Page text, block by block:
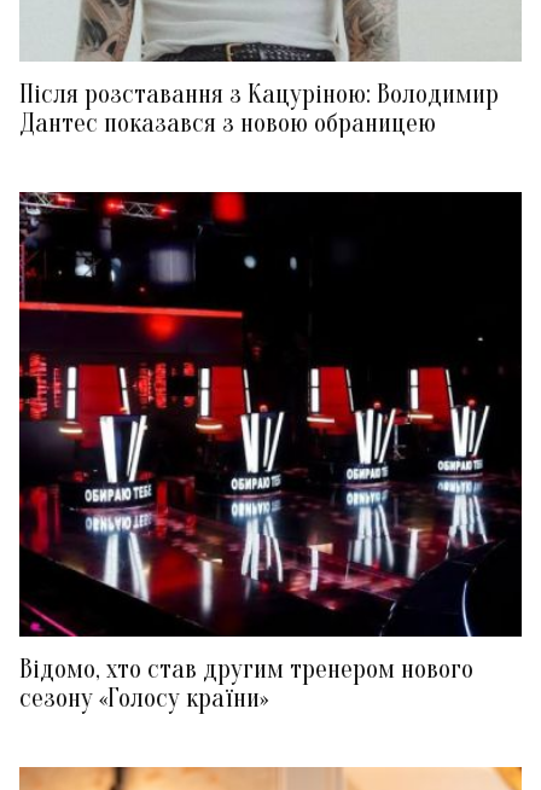
Після розставання з Кацуріною: Володимир
Дантес показався з новою обраницею
Відомо, хто став другим тренером нового
сезону «Голосу країни»